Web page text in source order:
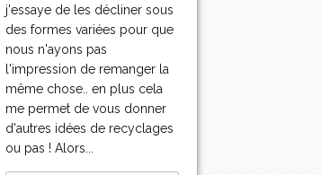
j'essaye de les décliner sous
des formes variées pour que
nous n'ayons pas
l'impression de remanger la
même chose.. en plus cela
me permet de vous donner
d'autres idées de recyclages
ou pas ! Alors...